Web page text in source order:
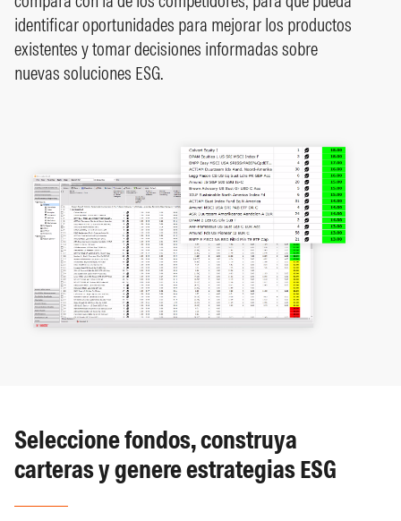
identificar oportunidades para mejorar los productos
existentes y tomar decisiones informadas sobre
nuevas soluciones ESG.
Seleccione fondos, construya
carteras y genere estrategias ESG